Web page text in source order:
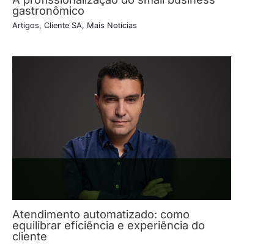
gastronômico
Artigos, Cliente SA, Mais Notícias
Atendimento automatizado: como
equilibrar eficiência e experiência do
cliente